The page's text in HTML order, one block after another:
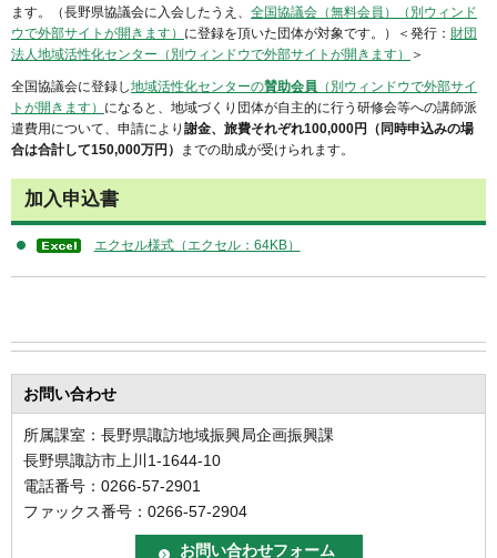
ます。（長野県協議会に入会したうえ、 全国協議会（無料会員）（別ウィンド
ウで外部サイトが開きます） に登録を頂いた団体が対象です。）＜発行： 財団
法人地域活性化センター（別ウィンドウで外部サイトが開きます）
＞
全国協議会に登録し地域活性化センターの賛助会員 （別ウィンドウで外部サイ
トが開きます） になると、地域づくり団体が自主的に行う研修会等への講師派
遣費用について、申請により 謝金、旅費それぞれ100,000円（同時申込みの場
合は合計して150,000万円）
までの助成が受けられます。
加入申込書
エクセル様式（エクセル：64KB）
お問い合わせ
所属課室：長野県諏訪地域振興局企画振興課
長野県諏訪市上川1-1644-10
電話番号：0266-57-2901
ファックス番号：0266-57-2904